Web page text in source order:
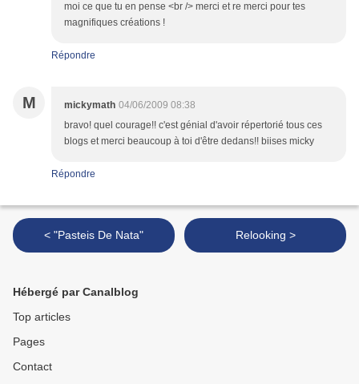
moi ce que tu en pense <br /> merci et re merci pour tes
magnifiques créations !
Répondre
M mickymath 04/06/2009 08:38
bravo! quel courage!! c'est génial d'avoir répertorié tous ces
blogs et merci beaucoup à toi d'être dedans!! biises micky
Répondre
< "Pasteis De Nata" Relooking >
Hébergé par Canalblog
Top articles
Pages
Contact